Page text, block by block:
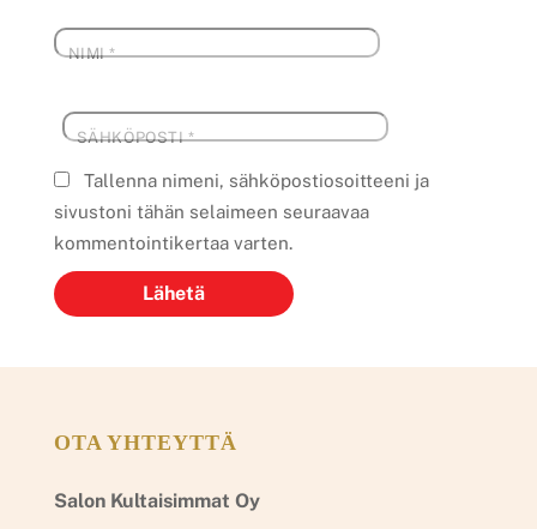
NIMI*
SÄHKÖPOSTI*
Tallenna nimeni, sähköpostiosoitteeni ja
sivustoni tähän selaimeen seuraavaa
kommentointikertaa varten.
OTA YHTEYTTÄ
Salon Kultaisimmat Oy